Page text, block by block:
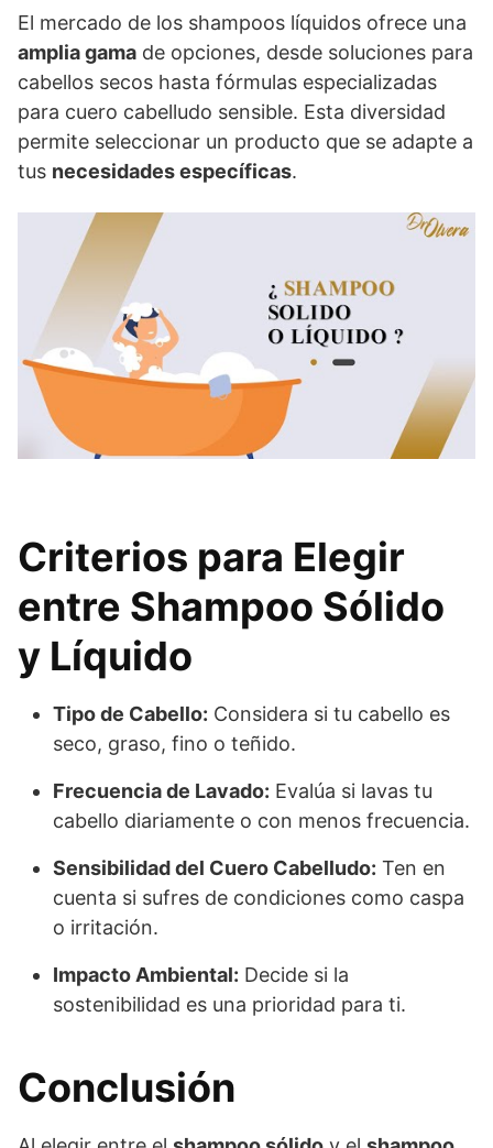
El mercado de los shampoos líquidos ofrece una
amplia gama de opciones, desde soluciones para
cabellos secos hasta fórmulas especializadas
para cuero cabelludo sensible. Esta diversidad
permite seleccionar un producto que se adapte a
tus necesidades específicas.
Criterios para Elegir
entre Shampoo Sólido
y Líquido
Tipo de Cabello: Considera si tu cabello es
seco, graso, fino o teñido.
Frecuencia de Lavado: Evalúa si lavas tu
cabello diariamente o con menos frecuencia.
Sensibilidad del Cuero Cabelludo: Ten en
cuenta si sufres de condiciones como caspa
o irritación.
Impacto Ambiental: Decide si la
sostenibilidad es una prioridad para ti.
Conclusión